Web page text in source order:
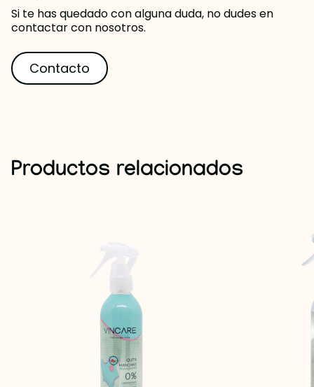
Si te has quedado con alguna duda, no dudes en
contactar con nosotros.
Contacto
Productos relacionados